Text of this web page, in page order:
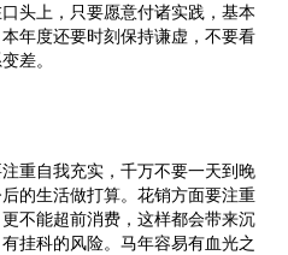
头上，只要愿意付诸实践，基本
年度还要时刻保持谦虚，不要看
差。
重自我充实，千万不要一天到晚
的生活做打算。花销方面要注重
不能超前消费，这样都会带来沉
挂科的风险。马年容易有血光之